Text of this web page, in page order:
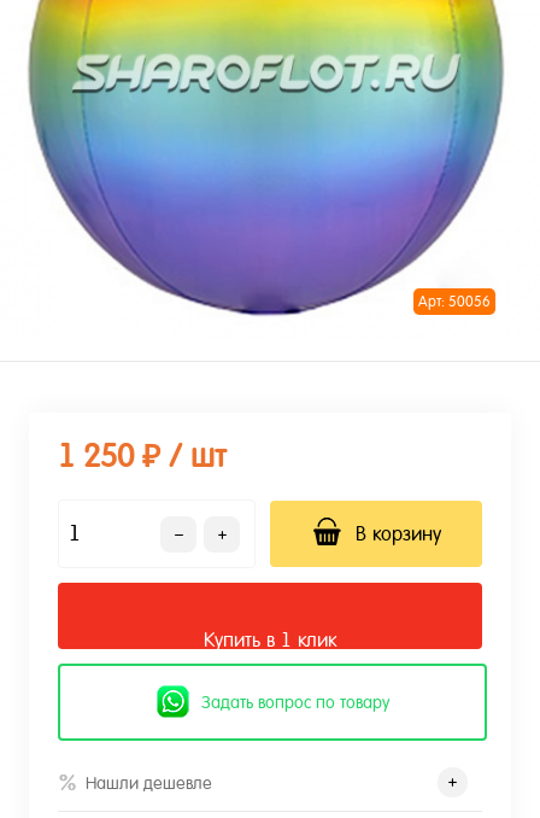
Арт: 50056
1 250 ₽ / шт
В корзину
Купить в 1 клик
Задать вопрос по товару
Нашли дешевле